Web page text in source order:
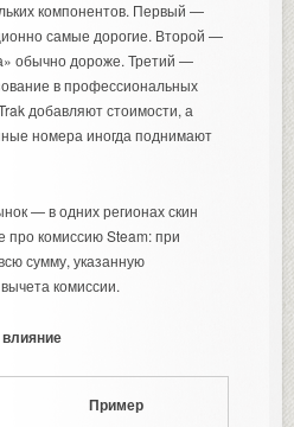
компонентов. Первый —
самые дорогие. Второй —
обычно дороже. Третий —
в профессиональных
добавляют стоимости, а
номера иногда поднимают
— в одних регионах скин
про комиссию Steam: при
сумму, указанную
комиссии.
Пример